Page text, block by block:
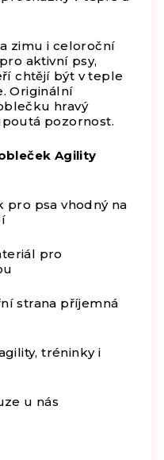
zimu i celoroční
aktivní psy,
chtějí být v teple
Originální
hravý
pozornost.
Agility
pro psa vhodný na
pro
strana příjemná
tréninky i
u nás